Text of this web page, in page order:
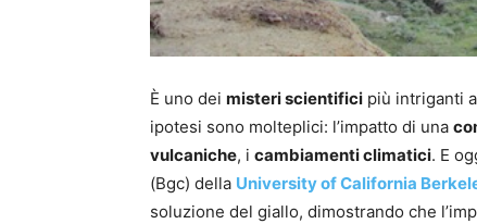
È uno dei misteri scientifici più intriganti
ipotesi sono molteplici: l’impatto di una
vulcaniche, i cambiamenti climatici. E
(Bgc) della University of California
soluzione del giallo, dimostrando che